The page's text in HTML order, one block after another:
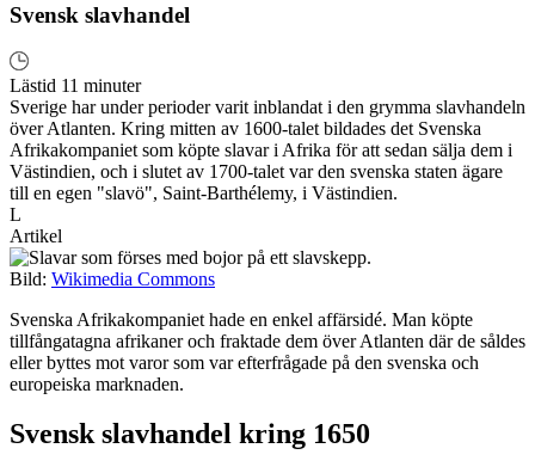
Svensk slavhandel
Lästid 11 minuter
Sverige har under perioder varit inblandat i den grymma slavhandeln
över Atlanten. Kring mitten av 1600-talet bildades det Svenska
Afrikakompaniet som köpte slavar i Afrika för att sedan sälja dem i
Västindien, och i slutet av 1700-talet var den svenska staten ägare
till en egen "slavö", Saint-Barthélemy, i Västindien.
L
Artikel
Bild: Wikimedia Commons
Svenska Afrikakompaniet hade en enkel affärsidé. Man köpte
tillfångatagna afrikaner och fraktade dem över Atlanten där de såldes
eller byttes mot varor som var efterfrågade på den svenska och
europeiska marknaden.
Svensk slavhandel kring 1650